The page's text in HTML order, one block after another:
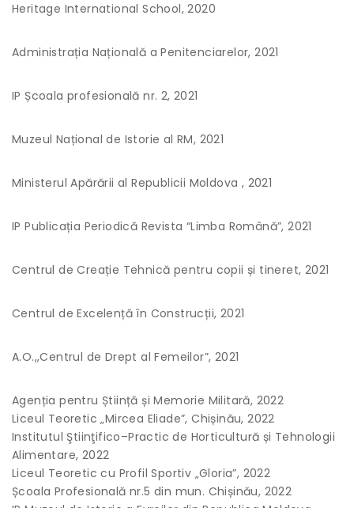
Heritage International School, 2020
Administrația Națională a Penitenciarelor, 2021
IP Școala profesională nr. 2, 2021
Muzeul Național de Istorie al RM, 2021
Ministerul Apărării al Republicii Moldova , 2021
IP Publicația Periodică Revista “Limba Română”, 2021
Centrul de Creație Tehnică pentru copii și tineret, 2021
Centrul de Excelență în Construcții, 2021
A.O.,,Centrul de Drept al Femeilor”, 2021
Agenția pentru Știință și Memorie Militară, 2022
Liceul Teoretic „Mircea Eliade”, Chișinău, 2022
Institutul Ştiinţifico–Practic de Horticultură și Tehnologii
Alimentare, 2022
Liceul Teoretic cu Profil Sportiv „Gloria”, 2022
Școala Profesională nr.5 din mun. Chișinău, 2022